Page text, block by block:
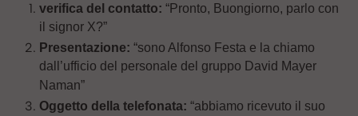
verifica del contatto:“Pronto, Buongiorno, parlo con
il signor X?”
Presentazione: “sono Alfonso Festa e la chiamo
dall’ufficio del personale del gruppo David Mayer
Naman”
Oggetto della telefonata:“abbiamo ricevuto il suo